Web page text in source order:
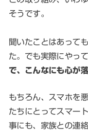
そうです。
聞いたことはあって
た。でも実際にやっ
で、こんなにも心が
もちろん、スマホを
たちにとってスマー
事にも、家族との連